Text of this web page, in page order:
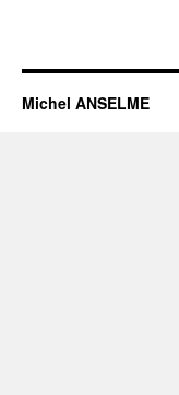
Michel ANSELME